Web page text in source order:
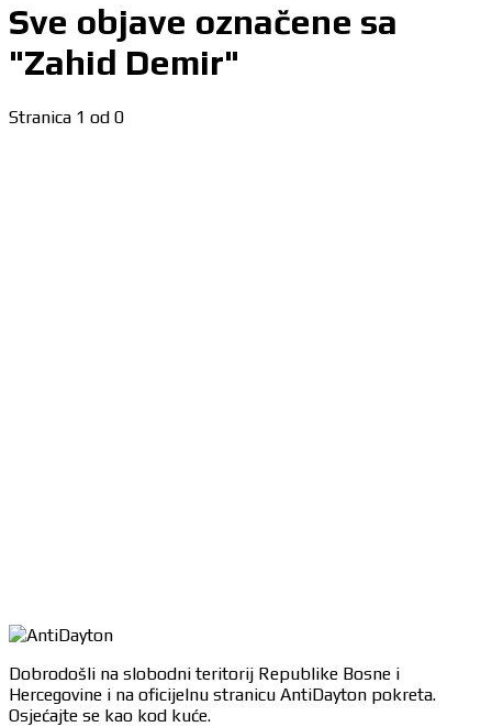
Sve objave označene sa
"Zahid Demir"
Stranica 1 od 0
Dobrodošli na slobodni teritorij Republike Bosne i
Hercegovine i na oficijelnu stranicu AntiDayton pokreta.
Osjećajte se kao kod kuće.